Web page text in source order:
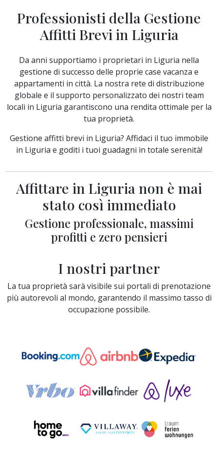
Professionisti della Gestione
Affitti Brevi in Liguria
Da anni supportiamo i proprietari in Liguria nella
gestione di successo delle proprie case vacanza e
appartamenti in città. La nostra rete di distribuzione
globale e il supporto personalizzato dei nostri team
locali in Liguria garantiscono una rendita ottimale per la
tua proprietà.
Gestione affitti brevi in Liguria? Affidaci il tuo immobile
in Liguria e goditi i tuoi guadagni in totale serenità!
Affittare in Liguria non è mai
stato così immediato
Gestione professionale, massimi
profitti e zero pensieri
I nostri partner
La tua proprietà sarà visibile sui portali di prenotazione
più autorevoli al mondo, garantendo il massimo tasso di
occupazione possibile.